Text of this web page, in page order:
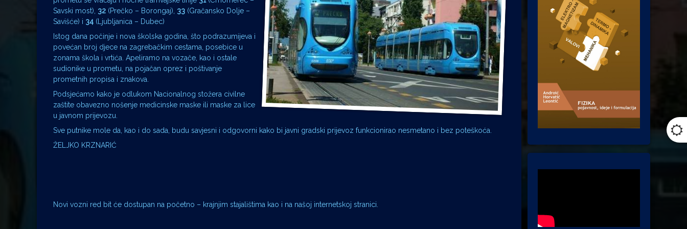
Savski most), 32 (Prečko – Borongaj), 33 (Gračansko Dolje –
Savišće) i 34 (Ljubljanica – Dubec)
Istog dana počinje i nova školska godina, što podrazumijeva i
povećan broj djece na zagrebačkim cestama, posebice u
zonama škola i vrtića. Apeliramo na vozače, kao i ostale
sudionike u prometu, na pojačan oprez i poštivanje
prometnih propisa i znakova.
Podsjećamo kako je odlukom Nacionalnog stožera civilne
zaštite obavezno nošenje medicinske maske ili maske za lice
u javnom prijevozu.
Sve putnike mole da, kao i do sada, budu savjesni i odgovorni kako bi javni gradski prijevoz funkcionirao nesmetano i bez poteškoća.
ŽELJKO KRZNARIĆ
Novi vozni red bit će dostupan na početno – krajnjim stajalištima kao i na našoj internetskoj stranici.